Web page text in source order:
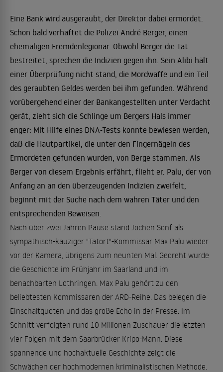
Eine Bank wird ausgeraubt, der Direktor dabei ermordet.
Schon bald verhaftet die Polizei André Berger, einen
ehemaligen Fremdenlegionär. Obwohl Berger die Tat
bestreitet, sprechen die Indizien gegen ihn. Sein Alibi hält
einer Überprüfung nicht stand, die Mordwaffe und ein Teil
des geraubten Geldes werden bei ihm gefunden. Während
vorübergehend einer der Bankangestellten unter Verdacht
gerät, zieht sich die Schlinge um Bergers Hals immer
enger: Mit Hilfe eines DNA-Tests konnte bewiesen werden,
daß die Hautpartikel, die unter den Fingernägeln des
Ermordeten gefunden wurden, von Berge stammen. Als
Berger von diesem Ergebnis erfährt, flieht er. Palu, der von
Anfang an an den überzeugenden Indizien zweifelt,
beginnt mit der Suche nach dem wahren Täter und den
entsprechenden Beweisen.
Nach über zwei Jahren Pause stand Jochen Senf als
sympathisch-kauziger "Tatort"-Kommissar Max Palu wieder
vor der Kamera, übrigens zum neunten Mal. Gedreht wurde
die Geschichte im Frühjahr im Saarland und im
benachbarten Lothringen. Max Palu gehört zu den
beliebtesten Kommissaren der ARD-Reihe. Das belegen die
Einschaltquoten und das große Echo in der Presse. Im
Schnitt verfolgten rund 10 Millionen Zuschauer die letzten
vier Folgen mit dem Saarbrücker Kripo-Mann. Diese
spannende und hochaktuelle Geschichte zeigt die
Schwächen der hochmodernen kriminalistischen Methode.